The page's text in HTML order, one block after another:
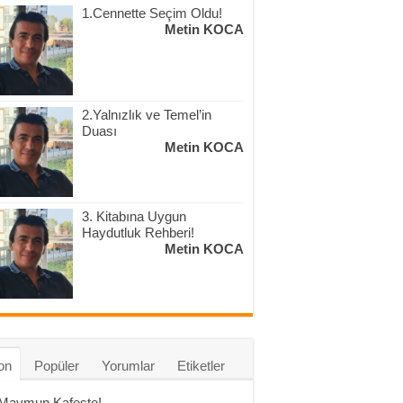
1.Cennette Seçim Oldu!
Metin KOCA
2.Yalnızlık ve Temel’in
Duası
Metin KOCA
3. Kitabına Uygun
Haydutluk Rehberi!
Metin KOCA
Popüler Yorumlar Etiketler